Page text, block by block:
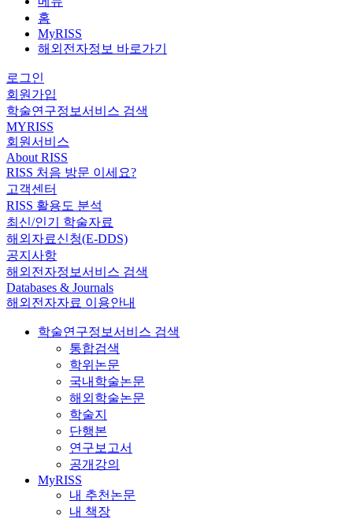
홈
MyRISS
해외전자정보 바로가기
로그인
회원가입
학술연구정보서비스 검색
MYRISS
회원서비스
About RISS
RISS 처음 방문 이세요?
고객센터
RISS 활용도 분석
최신/인기 학술자료
해외자료신청(E-DDS)
공지사항
해외전자정보서비스 검색
Databases & Journals
해외전자자료 이용안내
학술연구정보서비스 검색
통합검색
학위논문
국내학술논문
해외학술논문
학술지
단행본
연구보고서
공개강의
MyRISS
내 추천논문
내 책장